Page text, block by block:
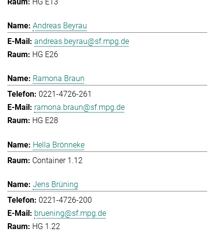
Andreas Beyrau
andreas.beyrau@sf.mpg.de
HG E26
Ramona Braun
0221-4726-261
ramona.braun@sf.mpg.de
HG E28
Hella Brönneke
Container 1.12
Jens Brüning
0221-4726-200
bruening@sf.mpg.de
HG 1.22